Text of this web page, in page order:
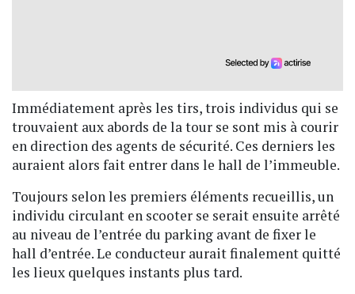
Immédiatement après les tirs, trois individus qui se
trouvaient aux abords de la tour se sont mis à courir
en direction des agents de sécurité. Ces derniers les
auraient alors fait entrer dans le hall de l’immeuble.
Toujours selon les premiers éléments recueillis, un
individu circulant en scooter se serait ensuite arrêté
au niveau de l’entrée du parking avant de fixer le
hall d’entrée. Le conducteur aurait finalement quitté
les lieux quelques instants plus tard.